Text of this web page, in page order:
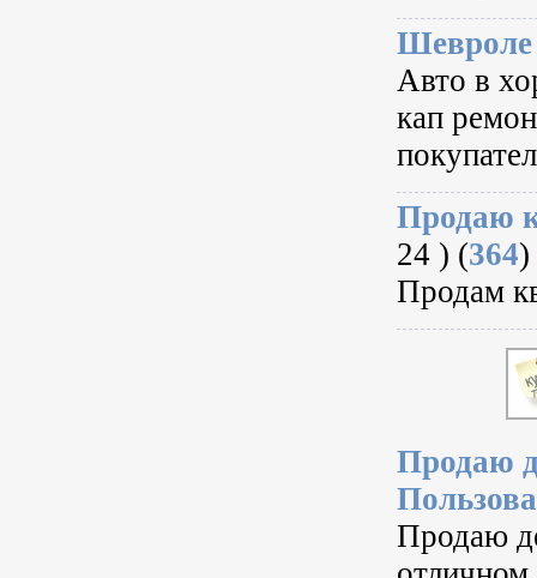
Шевроле
Авто в
кап
Продаю
24 ) (364)
Продам
Продаю
Продаю